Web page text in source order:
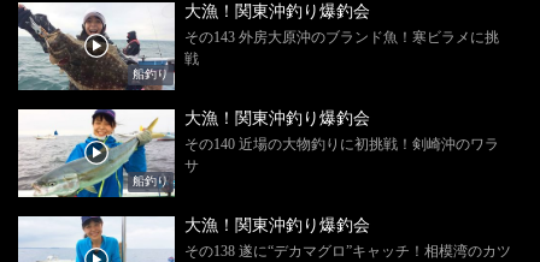
船釣り
大漁！関東沖釣り爆釣会
その143 外房大原沖のブランド魚！寒ビラメに挑
戦
船釣り
大漁！関東沖釣り爆釣会
その140 近場の大物釣りに初挑戦！剣崎沖のワラ
サ
大漁！関東沖釣り爆釣会
その138 遂に“デカマグロ”キャッチ！相模湾のカツ